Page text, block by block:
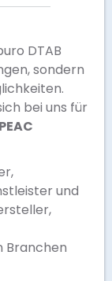
DTAB
sondern
bei uns für
PEAC
und
Branchen